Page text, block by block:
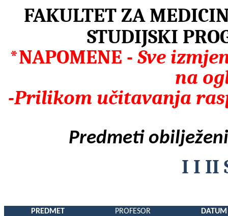
FAKULTET ZA
STUDIJSKI
*NAPOMENE - Sve
na
-Prilikom učitavanja
Predmeti
I I II
PREDMET PROFESOR DATUM